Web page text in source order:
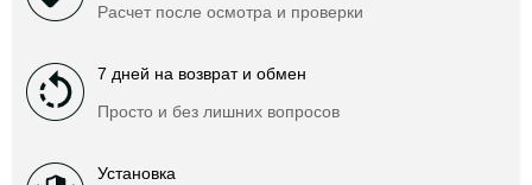
Расчет после осмотра и проверки
7 дней на возврат и обмен
Просто и без лишних вопросов
Установка